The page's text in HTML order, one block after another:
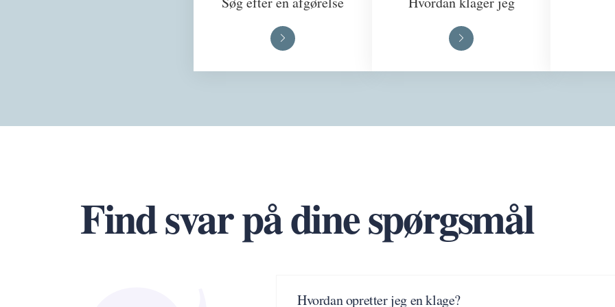
Find svar på dine spørgsmål
Hvordan opretter jeg en klage?